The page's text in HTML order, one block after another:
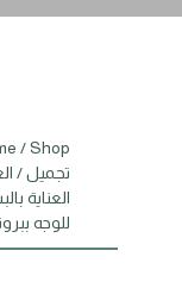
/Shop
تجميل/
العناية
للوجه